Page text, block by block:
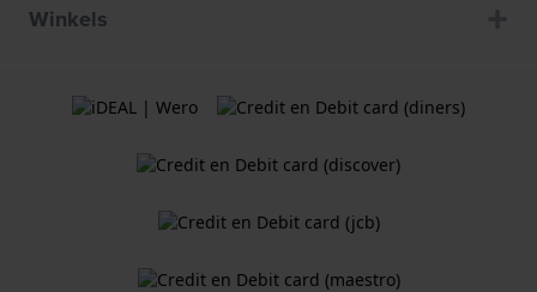
Winkels